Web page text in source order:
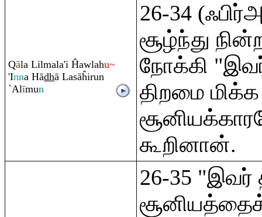
Qāla Lilmala'i Ĥawlahu~
'Inna Hādhā Lasāĥirun
`Alīmun
26-34
சூழ்ந்து
நோக்கி
திறமை மிக்க
கூறினான்.
26-35 "இவர்